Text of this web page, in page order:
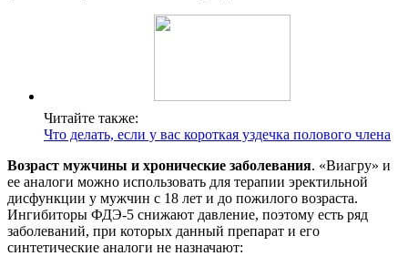
Читайте также:
Что делать, если у вас короткая уздечка полового члена
Возраст мужчины и хронические заболевания. «Виагру» и
ее аналоги можно использовать для терапии эректильной
дисфункции у мужчин с 18 лет и до пожилого возраста.
Ингибиторы ФДЭ-5 снижают давление, поэтому есть ряд
заболеваний, при которых данный препарат и его
синтетические аналоги не назначают: